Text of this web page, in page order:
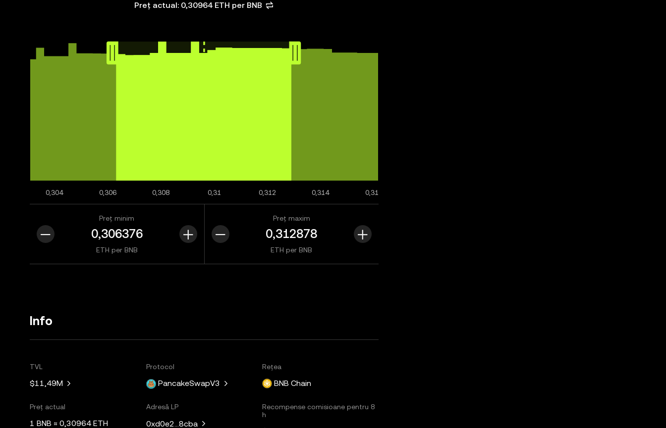
Preț actual: 0,30964 ETH per BNB
0,304 0,306 0,308 0,31 0,312 0,314 0,316
Preț minim
ETH per BNB
Preț maxim
ETH per BNB
Info
TVL
$11,49M
Protocol
PancakeSwapV3
Rețea
BNB Chain
Preț actual
1 BNB ≈ 0,30964 ETH
Adresă LP
0xd0e2...8cba
Recompense comisioane pentru 8
h